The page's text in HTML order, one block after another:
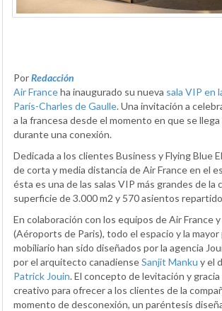
PorRedacción
Air Franceha inaugurado su nueva sala VIP en
París-Charles de Gaulle. Una invitación a
a la francesa desde el momento en que se
durante una conexión.
Dedicada a los clientes Business y Flying Blue
de corta y media distancia de Air France en el
ésta es una de las salas VIP más grandes de la
superficie de 3.000 m2 y 570 asientos
En colaboración con los equipos de Air France
(Aéroports de Paris), todo el espacio y la
mobiliario han sido diseñados por la agencia
por el arquitecto canadienseSanjit Manku y el
Patrick Jouin. El concepto de levitación y gracia
creativo para ofrecer a los clientes de la
momento de desconexión, un paréntesis